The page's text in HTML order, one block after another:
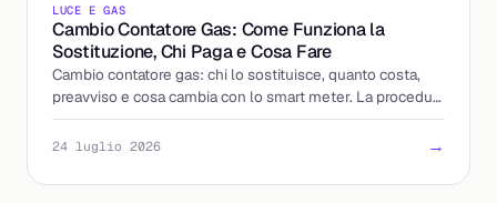
LUCE E GAS
Cambio Contatore Gas: Come Funziona la
Sostituzione, Chi Paga e Cosa Fare
Cambio contatore gas: chi lo sostituisce, quanto costa,
preavviso e cosa cambia con lo smart meter. La procedura
spiegata passo per passo, senza sorprese.
24 luglio 2026 →